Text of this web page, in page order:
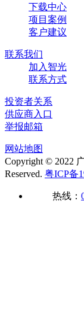
下载中心
项目案例
客户建议
联系我们
加入智光
联系方式
投资者关系
供应商入口
举报邮箱
网站地图
Copyright © 2022
Reserved. 粤ICP备
热线：